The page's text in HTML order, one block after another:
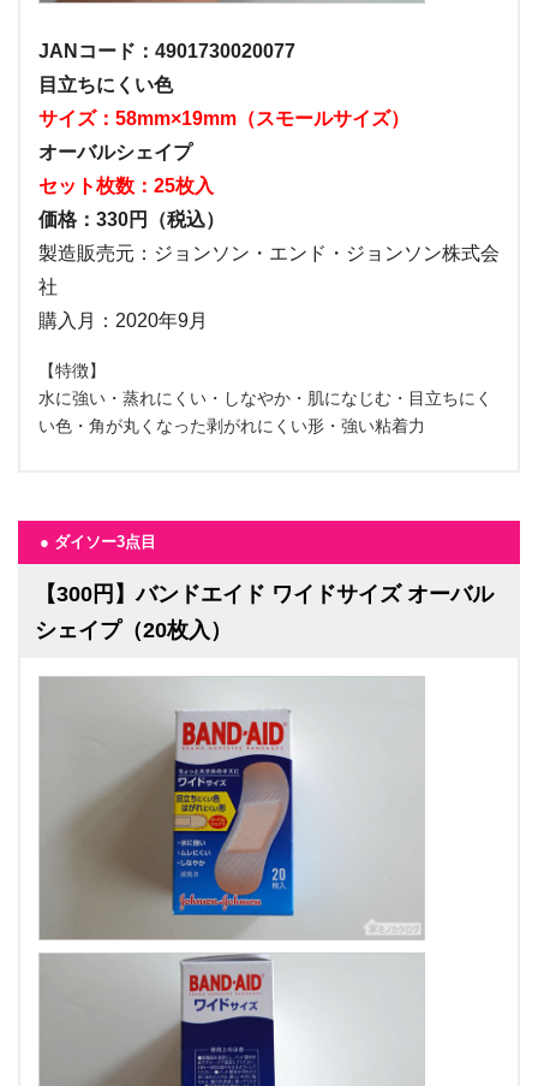
JANコード：4901730020077
目立ちにくい色
サイズ：58mm×19mm（スモールサイズ）
オーバルシェイプ
セット枚数：25枚入
価格：330円（税込）
製造販売元：ジョンソン・エンド・ジョンソン株式会
社
購入月：2020年9月
【特徴】
水に強い・蒸れにくい・しなやか・肌になじむ・目立ちにく
い色・角が丸くなった剥がれにくい形・強い粘着力
● ダイソー3点目
【300円】バンドエイド ワイドサイズ オーバル
シェイプ（20枚入）